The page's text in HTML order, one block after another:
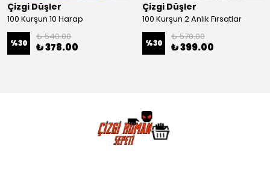
Çizgi Düşler
100 Kurşun 10 Harap
%30
₺ 540.00
₺ 378.00
Çizgi Düşler
100 Kurşun 2 Anlık Fırsatlar
%30
₺ 570.00
₺ 399.00